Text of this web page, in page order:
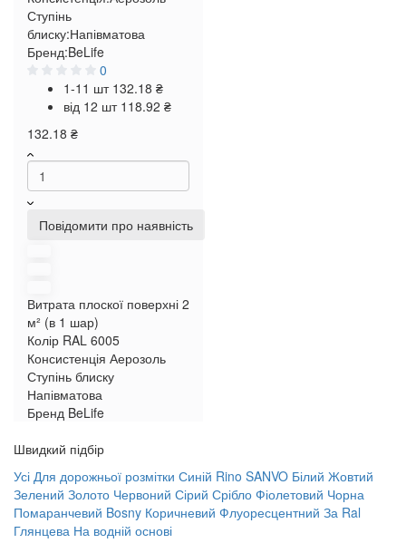
Ступінь
блиску:Напівматова
Бренд:BeLife
0
1-11 шт 132.18 ₴
від 12 шт 118.92 ₴
132.18 ₴
Повідомити про наявність
Витрата плоскої поверхні 2
м² (в 1 шар)
Колір RAL 6005
Консистенція Аерозоль
Ступінь блиску
Напівматова
Бренд BeLife
Швидкий підбір
Усі Для дорожньої розмітки Синій Rino SANVO Білий Жовтий
Зелений Золото Червоний Сірий Срібло Фіолетовий Чорна
Помаранчевий Bosny Коричневий Флуоресцентний За Ral
Глянцева На водній основі